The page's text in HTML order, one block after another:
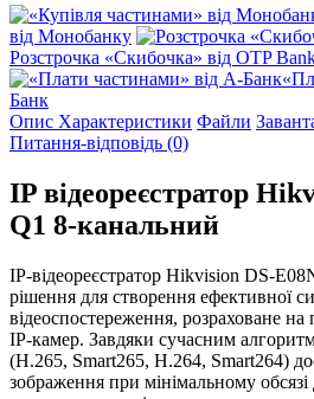
від Монобанку
Розстрочка «Скибочка» від OTP
Банк
Опис Характеристики Файли
Питання-відповідь (0)
IP відеореєстратор
Q1 8-канальний
IP-відеореєстратор Hikvision DS-
рішення для створення ефективної
відеоспостереження, розраховане
IP-камер. Завдяки сучасним
(H.265, Smart265, H.264, Smart264)
зображення при мінімальному